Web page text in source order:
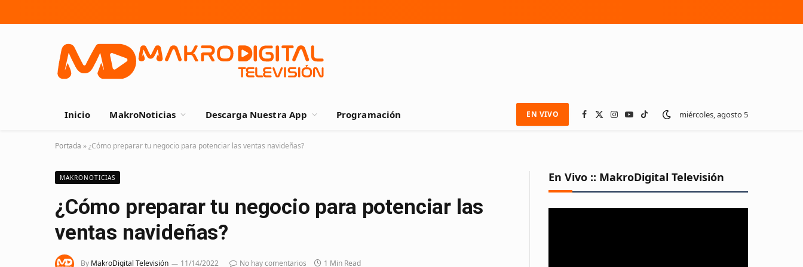
Inicio MakroNoticias Descarga Nuestra App Programación EN VIVO Facebook
X
Instagram
YouTube
TikTok miércoles, agosto 5
Portada » ¿Cómo preparar tu negocio para potenciar las ventas navideñas?
MAKRONOTICIAS
¿Cómo preparar tu negocio para potenciar las
ventas navideñas?
By MakroDigital Televisión 11/14/2022 No hay comentarios 1 Min Read
En Vivo :: MakroDigital Televisión